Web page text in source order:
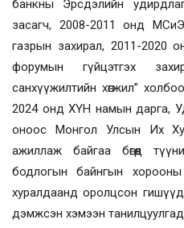
банкны Эрсдэлийн
засагч, 2008-2011 онд
газрын захирал, 2011-2020
форумын гүйцэтгэх
санхүүжилтийн хөгжил”
2024 онд ХҮН намын дарга,
оноос Монгол Улсын Их
ажиллаж байгаа бөгөөд
бодлогын байнгын
хуралдаанд оролцсон
дэмжсэн хэмээн